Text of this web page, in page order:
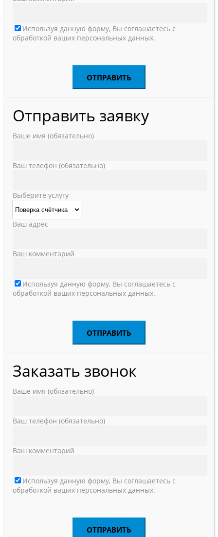
Используя данную форму, Вы соглашаетесь с
обработкой ваших персональных данных.
Отправить заявку
Ваше имя (обязательно)
Ваш телефон (обязательно)
Выберите услугу
Ваш адрес
Ваш комментарий
Используя данную форму, Вы соглашаетесь с
обработкой ваших персональных данных.
Заказать звонок
Ваше имя (обязательно)
Ваш телефон (обязательно)
Ваш комментарий
Используя данную форму, Вы соглашаетесь с
обработкой ваших персональных данных.